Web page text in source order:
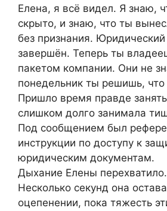
Елена, я всё видел. Я знаю,
скрыто, и знаю, что ты
без признания.
завершён. Теперь ты
пакетом компании. Они не
понедельник ты решишь,
Пришло время правде
слишком долго занимала
Под сообщением был
инструкции по доступу к
юридическим документам.
Дыхание Елены перехватило.
Несколько секунд она
оцепенении, пока тяжесть